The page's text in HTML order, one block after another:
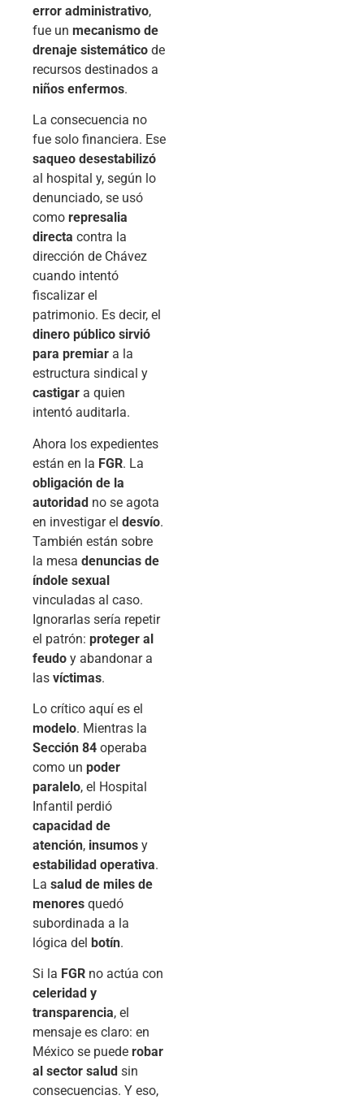
error administrativo,
fue un mecanismo de
drenaje sistemático de
recursos destinados a
niños enfermos.
La consecuencia no
fue solo financiera. Ese
saqueo desestabilizó
al hospital y, según lo
denunciado, se usó
como represalia
directa contra la
dirección de Chávez
cuando intentó
fiscalizar el
patrimonio. Es decir, el
dinero público sirvió
para premiar a la
estructura sindical y
castigar a quien
intentó auditarla.
Ahora los expedientes
están en la FGR. La
obligación de la
autoridad no se agota
en investigar el desvío.
También están sobre
la mesa denuncias de
índole sexual
vinculadas al caso.
Ignorarlas sería repetir
el patrón: proteger al
feudo y abandonar a
las víctimas.
Lo crítico aquí es el
modelo. Mientras la
Sección 84 operaba
como un poder
paralelo, el Hospital
Infantil perdió
capacidad de
atención, insumos y
estabilidad operativa.
La salud de miles de
menores quedó
subordinada a la
lógica del botín.
Si la FGR no actúa con
celeridad y
transparencia, el
mensaje es claro: en
México se puede robar
al sector salud sin
consecuencias. Y eso,